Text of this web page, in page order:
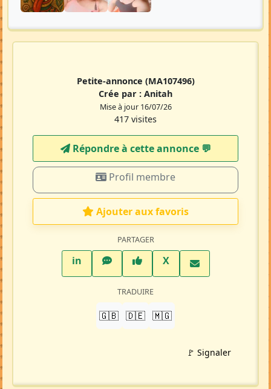
Petite-annonce (MA107496)
Crée par : Anitah
Mise à jour 16/07/26
417 visites
Répondre à cette annonce 💬​
Profil membre
Ajouter aux favoris
PARTAGER
inLinkedInWhatsAppFacebook
XTwitter X
TRADUIRE
🇬🇧 🇩🇪 🇲🇬
🚩 Signaler